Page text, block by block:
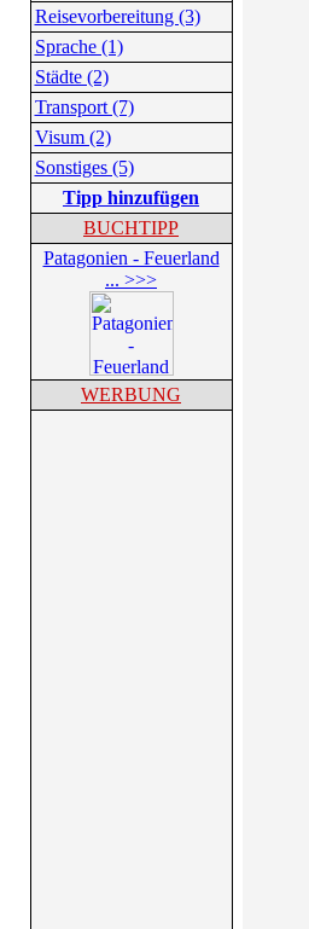
Reisevorbereitung (3)
Sprache (1)
Städte (2)
Transport (7)
Visum (2)
Sonstiges (5)
Tipp hinzufügen
BUCHTIPP
Patagonien - Feuerland
... >>>
WERBUNG